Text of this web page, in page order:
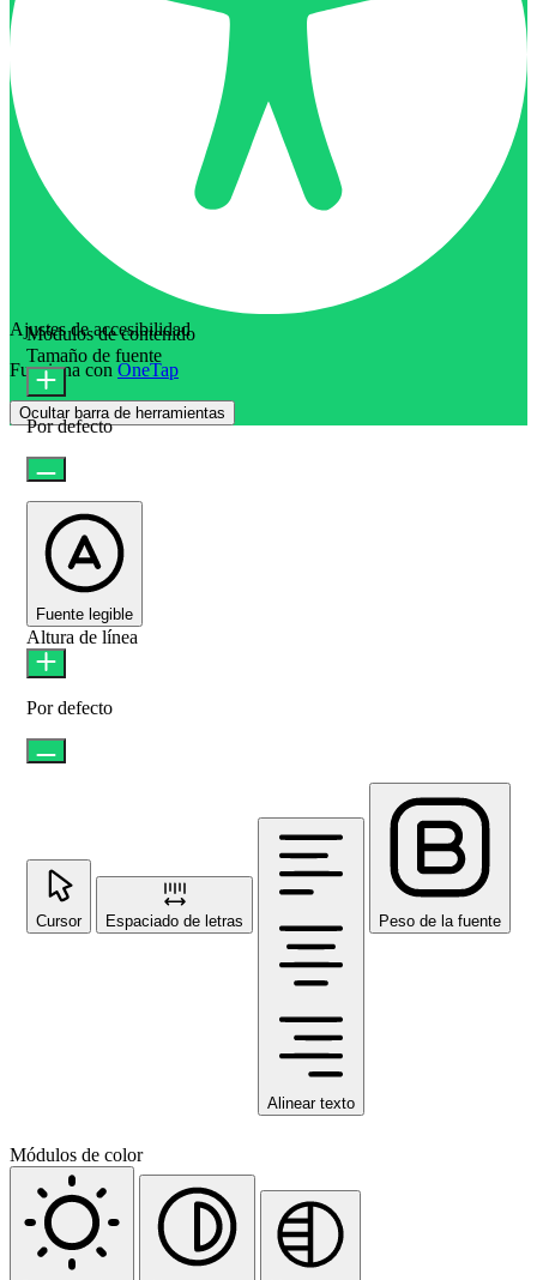
Ajustes de accesibilidad
Funciona con OneTap
Ocultar barra de herramientas
Módulos de contenido
Tamaño de fuente
Por defecto
Fuente legible
Altura de línea
Por defecto
Cursor Espaciado de letras
Alinear texto
Peso de la fuente
Módulos de color